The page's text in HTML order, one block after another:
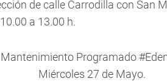
de calle Carrodilla con San
a 13.00 h.
Mantenimiento Programado
Miércoles 27 de Mayo.